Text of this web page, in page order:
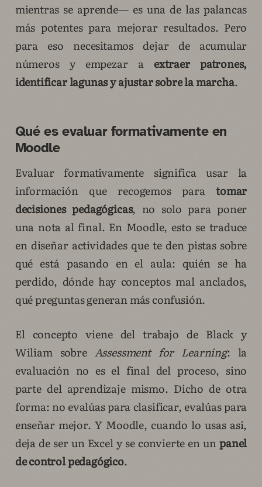
mientras se aprende— es una de las palancas
más potentes para mejorar resultados. Pero
para eso necesitamos dejar de acumular
números y empezar a extraer patrones,
identificar lagunas y ajustar sobre la marcha.
Qué es evaluar formativamente en
Moodle
Evaluar formativamente significa usar la
información que recogemos paratomar
decisiones pedagógicas, no solo para poner
una nota al final. En Moodle, esto se traduce
en diseñar actividades que te den pistas sobre
qué está pasando en el aula: quién se ha
perdido, dónde hay conceptos mal anclados,
qué preguntas generan más confusión.
El concepto viene del trabajo de Black y
Wiliam sobre Assessment for Learning: la
evaluación no es el final del proceso, sino
parte del aprendizaje mismo. Dicho de otra
forma: no evalúas para clasificar, evalúas para
enseñar mejor. Y Moodle, cuando lo usas así,
deja de ser un Excel y se convierte en unpanel
de control pedagógico.